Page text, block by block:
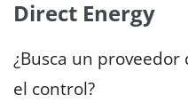
Direct Energy
¿Busca un
el control?